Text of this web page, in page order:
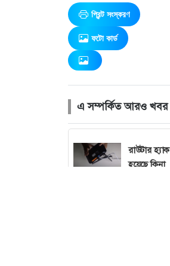
প্রিন্ট সংস্করণ
ফটো কার্ড
এ সম্পর্কিত আরও খবর
রাউটার হ্যাক
হয়েছে কিনা